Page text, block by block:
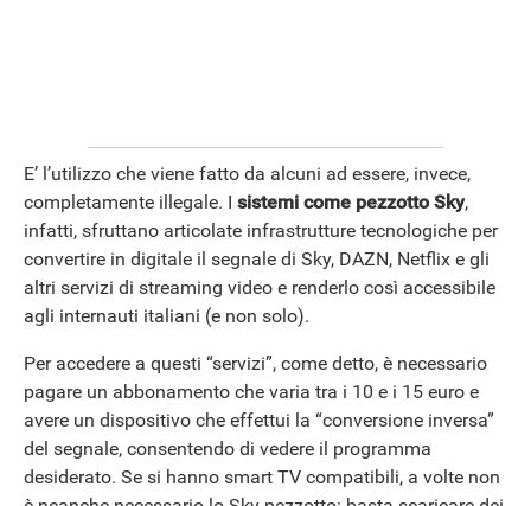
E’ l’utilizzo che viene fatto da alcuni ad essere, invece,
completamente illegale. I sistemi come pezzotto Sky,
infatti, sfruttano articolate infrastrutture tecnologiche per
convertire in digitale il segnale di Sky, DAZN, Netflix e gli
altri servizi di streaming video e renderlo così accessibile
agli internauti italiani (e non solo).
Per accedere a questi “servizi”, come detto, è necessario
pagare un abbonamento che varia tra i 10 e i 15 euro e
avere un dispositivo che effettui la “conversione inversa”
del segnale, consentendo di vedere il programma
desiderato. Se si hanno smart TV compatibili, a volte non